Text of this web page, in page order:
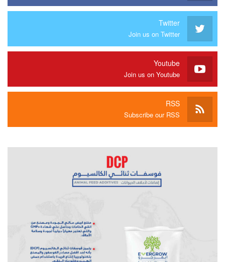
Twitter
Join us on Twitter
Youtube
Join us on Youtube
RSS
Subscribe our RSS